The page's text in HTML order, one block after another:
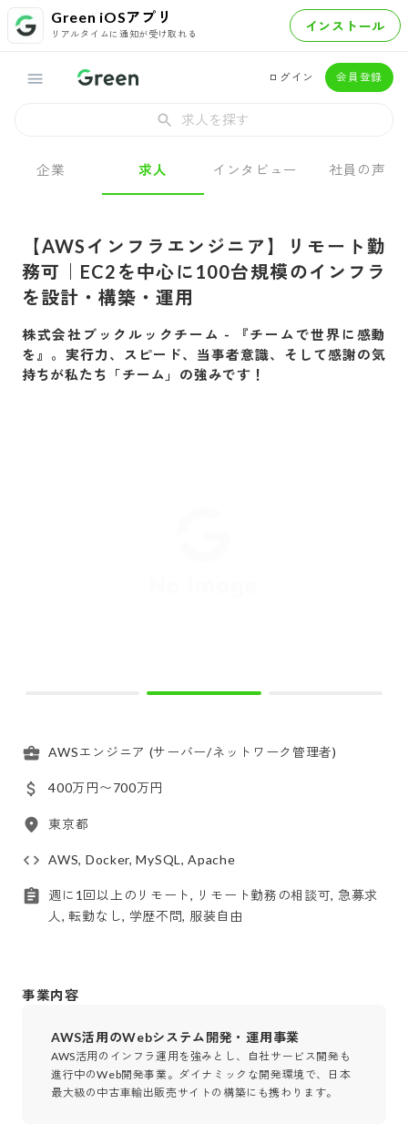
Green iOSアプリ
リアルタイムに通知が受け取れる インストール
ログイン 会員登録
求人を探す
企業 求人 インタビュー 社員の声
【AWSインフラエンジニア】リモート勤
務可｜EC2を中心に100台規模のインフラ
を設計・構築・運用
株式会社ブックルックチーム -
『チームで世界に感動
を』。実行力、スピード、当事者意識、そして感謝の気
持ちが私たち「チーム」の強みです！
AWSエンジニア (サーバー/ネットワーク管理者)
400万円〜700万円
東京都
AWS, Docker, MySQL, Apache
週に1回以上のリモート, リモート勤務の相談可, 急募求
人, 転勤なし, 学歴不問, 服装自由
事業内容
AWS活用のWebシステム開発・運用事業
AWS活用のインフラ運用を強みとし、自社サービス開発も
進行中のWeb開発事業。ダイナミックな開発環境で、日本
最大級の中古車輸出販売サイトの構築にも携わります。